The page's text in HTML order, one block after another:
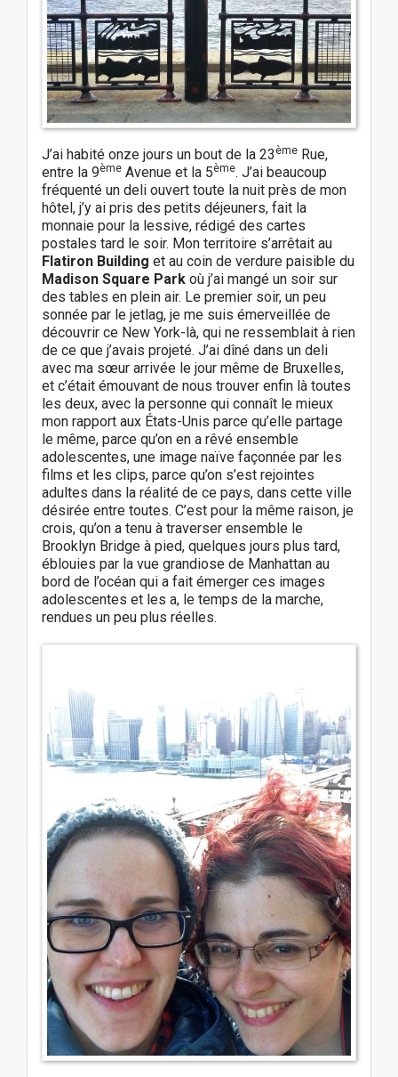
J’ai habité onze jours un bout de la 23 ème Rue,
entre la 9ème Avenue et la 5ème. J’ai beaucoup
fréquenté un deli ouvert toute la nuit près de mon
hôtel, j’y ai pris des petits déjeuners, fait la
monnaie pour la lessive, rédigé des cartes
postales tard le soir. Mon territoire s’arrêtait au
Flatiron Building et au coin de verdure paisible du
Madison Square Park où j’ai mangé un soir sur
des tables en plein air. Le premier soir, un peu
sonnée par le jetlag, je me suis émerveillée de
découvrir ce New York-là, qui ne ressemblait à rien
de ce que j’avais projeté. J’ai dîné dans un deli
avec ma sœur arrivée le jour même de Bruxelles,
et c’était émouvant de nous trouver enfin là toutes
les deux, avec la personne qui connaît le mieux
mon rapport aux États-Unis parce qu’elle partage
le même, parce qu’on en a rêvé ensemble
adolescentes, une image naïve façonnée par les
films et les clips, parce qu’on s’est rejointes
adultes dans la réalité de ce pays, dans cette ville
désirée entre toutes. C’est pour la même raison, je
crois, qu’on a tenu à traverser ensemble le
Brooklyn Bridge à pied, quelques jours plus tard,
éblouies par la vue grandiose de Manhattan au
bord de l’océan qui a fait émerger ces images
adolescentes et les a, le temps de la marche,
rendues un peu plus réelles.